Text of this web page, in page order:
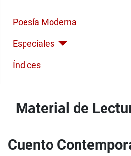
Poesía Moderna
Especiales
Índices
Material de
Cuento